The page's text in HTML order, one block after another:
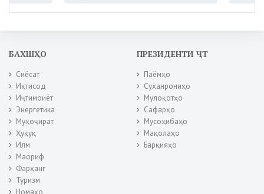
БАХШҲО
Сиёсат
Иқтисод
Иҷтимоиёт
Энергетика
Муҳоҷират
Ҳуқуқ
Илм
Маориф
Фарҳанг
Туризм
Номаҳо
ПРЕЗИДЕНТИ ҶТ
Паёмҳо
Суханрониҳо
Мулоқотҳо
Сафарҳо
Мусоҳибаҳо
Мақолаҳо
Барқияҳо